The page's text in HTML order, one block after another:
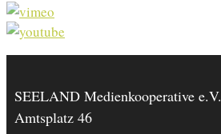
SEELAND Medienkooperative e.V.
Amtsplatz 46